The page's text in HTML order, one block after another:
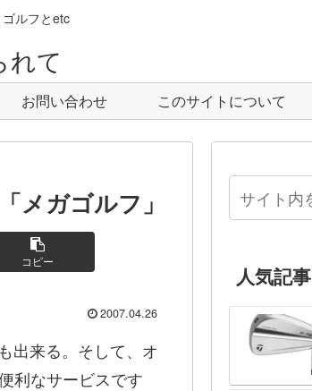
ルフとetc
れて
お問い合わせ このサイトについて
メガゴルフ」
コピー
2007.04.26
出来る。そして、オ
利なサービスです
人気記事